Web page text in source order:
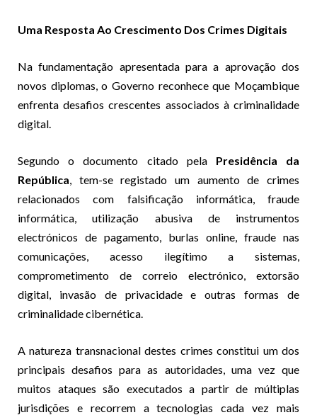
Uma Resposta Ao Crescimento Dos Crimes Digitais
Na fundamentação apresentada para a aprovação dos
novos diplomas, o Governo reconhece que Moçambique
enfrenta desafios crescentes associados à criminalidade
digital.
Segundo o documento citado pela Presidência da
República , tem-se registado um aumento de crimes
relacionados com falsificação informática, fraude
informática, utilização abusiva de instrumentos
electrónicos de pagamento, burlas online, fraude nas
comunicações, acesso ilegítimo a sistemas,
comprometimento de correio electrónico, extorsão
digital, invasão de privacidade e outras formas de
criminalidade cibernética.
A natureza transnacional destes crimes constitui um dos
principais desafios para as autoridades, uma vez que
muitos ataques são executados a partir de múltiplas
jurisdições e recorrem a tecnologias cada vez mais